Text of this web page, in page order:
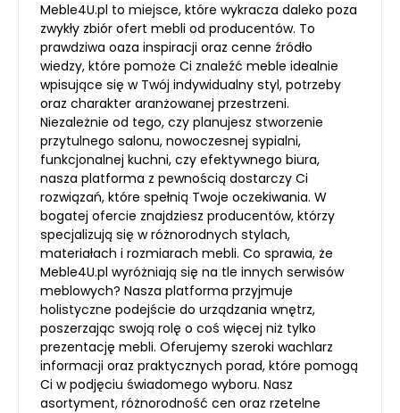
Meble4U.pl to miejsce, które wykracza daleko poza
zwykły zbiór ofert mebli od producentów. To
prawdziwa oaza inspiracji oraz cenne źródło
wiedzy, które pomoże Ci znaleźć meble idealnie
wpisujące się w Twój indywidualny styl, potrzeby
oraz charakter aranżowanej przestrzeni.
Niezależnie od tego, czy planujesz stworzenie
przytulnego salonu, nowoczesnej sypialni,
funkcjonalnej kuchni, czy efektywnego biura,
nasza platforma z pewnością dostarczy Ci
rozwiązań, które spełnią Twoje oczekiwania. W
bogatej ofercie znajdziesz producentów, którzy
specjalizują się w różnorodnych stylach,
materiałach i rozmiarach mebli. Co sprawia, że
Meble4U.pl wyróżniają się na tle innych serwisów
meblowych? Nasza platforma przyjmuje
holistyczne podejście do urządzania wnętrz,
poszerzając swoją rolę o coś więcej niż tylko
prezentację mebli. Oferujemy szeroki wachlarz
informacji oraz praktycznych porad, które pomogą
Ci w podjęciu świadomego wyboru. Nasz
asortyment, różnorodność cen oraz rzetelne